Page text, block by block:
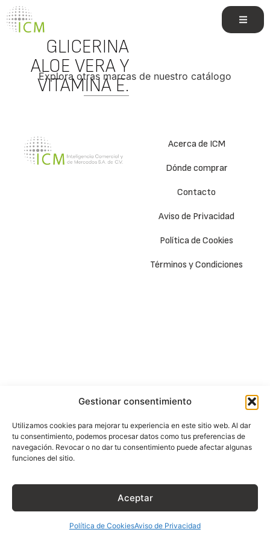
Gestionar consentimiento
Utilizamos cookies para mejorar tu experiencia en este sitio web. Al dar
tu consentimiento, podemos procesar datos como tus preferencias de
navegación. Revocar o no dar tu consentimiento puede afectar algunas
funciones del sitio.
Aceptar
Política de CookiesAviso de Privacidad
GLICERINA
ALOE VERA Y
VITAMINA E.
Explora otras marcas de nuestro catálogo
Acerca de ICM
Dónde comprar
Contacto
Aviso de Privacidad
Política de Cookies
Términos y Condiciones